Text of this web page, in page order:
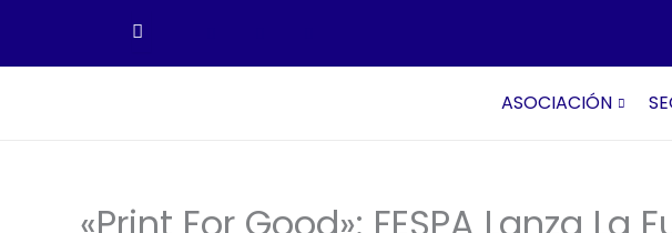
Contenido
ASOCIACIÓN